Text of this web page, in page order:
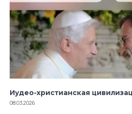
Иудео-христианская
08.03.2026